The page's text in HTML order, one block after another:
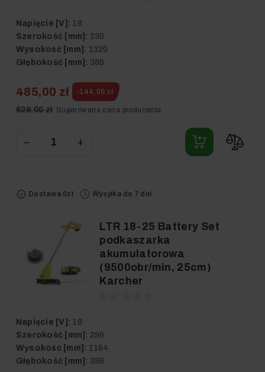
Napięcie [V]: 18
Szerokość [mm]: 230
Wysokość [mm]: 1320
Głębokość [mm]: 380
485,00 zł -144,00 zł
629,00 zł Sugerowana cena producenta
− +
Dostawa 0zł Wysyłka do 7 dni
LTR 18-25 Battery Set
podkaszarka
akumulatorowa
(9500obr/min, 25cm)
Karcher
Napięcie [V]: 18
Szerokość [mm]: 296
Wysokość [mm]: 1184
Głębokość [mm]: 386